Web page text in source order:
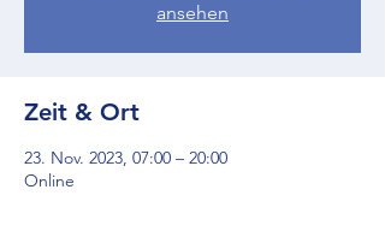
ansehen
Zeit & Ort
23. Nov. 2023, 07:00 – 20:00
Online